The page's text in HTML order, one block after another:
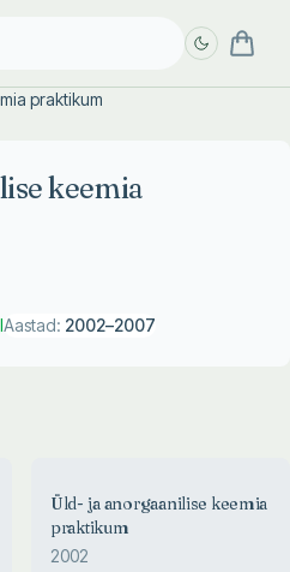
praktikum
keemia
Aastad: 2002–2007
Üld- ja anorgaanilise keemia
praktikum
2002